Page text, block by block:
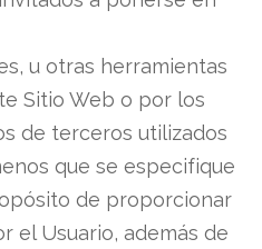
u otras herramientas
Sitio Web o por los
de terceros utilizados
que se especifique
de proporcionar
el Usuario, además de